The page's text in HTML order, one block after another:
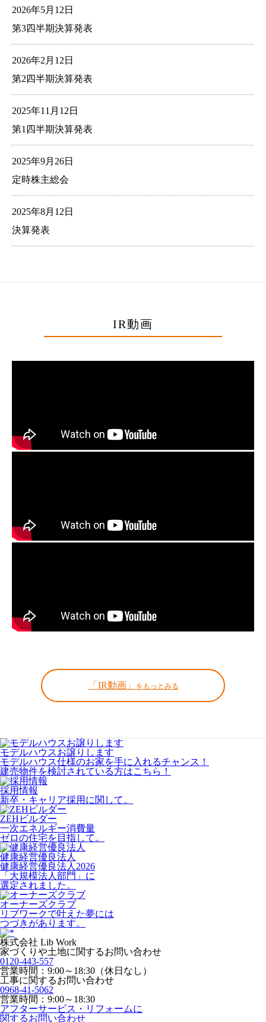
2026年5月12日
第3四半期決算発表
2026年2月12日
第2四半期決算発表
2025年11月12日
第1四半期決算発表
2025年9月26日
定時株主総会
2025年8月12日
決算発表
IR動画
「IR動画」 をもっとみる
モデルハウスお譲りします
モデルハウス仕様のお家を手に入れるチャンス！
建売物件を検討されている方はこちら！
採用情報
新卒・キャリア採用に関して。
ZEHビルダー
一次エネルギー消費量
ゼロの住宅を目指して。
健康経営優良法人
健康経営優良法人2026
「大規模法人部門」に
選定されました。
オーナーズクラブ
リブワークで叶えた夢には
つづきがあります。
株式会社 Lib Work
家づくりや土地に関するお問い合わせ
0120-443-557
営業時間：9:00～18:30（休日なし）
工事に関するお問い合わせ
0968-41-5062
営業時間：9:00～18:30
アフターサービス・リフォームに
関するお問い合わせ